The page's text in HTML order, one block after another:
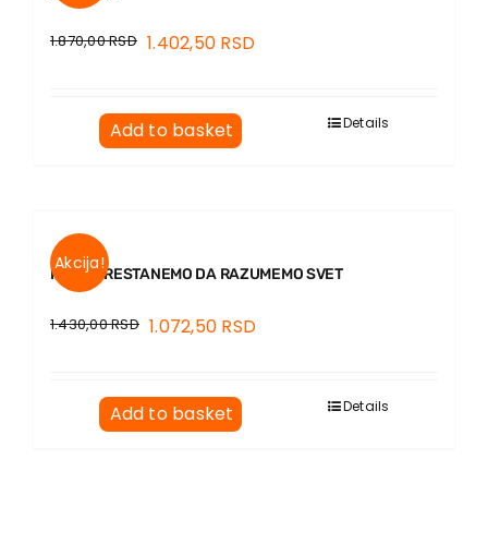
1.870,00RSD 1.402,50 RSD
Add to basket Details
Akcija!
KADA PRESTANEMO DA RAZUMEMO SVET
1.430,00RSD 1.072,50 RSD
Add to basket Details